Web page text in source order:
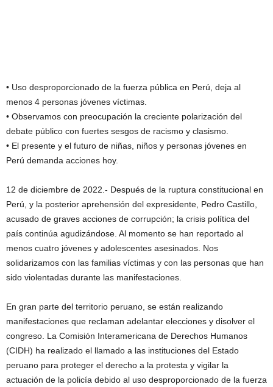
• Uso desproporcionado de la fuerza pública en Perú, deja al
menos 4 personas jóvenes víctimas.
• Observamos con preocupación la creciente polarización del
debate público con fuertes sesgos de racismo y clasismo.
• El presente y el futuro de niñas, niños y personas jóvenes en
Perú demanda acciones hoy.
12 de diciembre de 2022.- Después de la ruptura constitucional en
Perú, y la posterior aprehensión del expresidente, Pedro Castillo,
acusado de graves acciones de corrupción; la crisis política del
país continúa agudizándose. Al momento se han reportado al
menos cuatro jóvenes y adolescentes asesinados. Nos
solidarizamos con las familias víctimas y con las personas que han
sido violentadas durante las manifestaciones.
En gran parte del territorio peruano, se están realizando
manifestaciones que reclaman adelantar elecciones y disolver el
congreso. La Comisión Interamericana de Derechos Humanos
(CIDH) ha realizado el llamado a las instituciones del Estado
peruano para proteger el derecho a la protesta y vigilar la
actuación de la policía debido al uso desproporcionado de la fuerza